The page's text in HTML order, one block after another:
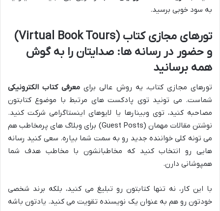
به سود خوبی برسید.
تورهای مجازی کتاب (Virtual Book Tours)
و حضور در رسانه ها: صدایتان را به گوش
همه برسانید
تورهای مجازی کتاب، یه روش عالی برای معرفی کتاب الکترونیکی
شماست. می تونید توی پادکست های مرتبط با موضوع کتابتون
مصاحبه کنید، توی وبینارها یا لایوهای اینستاگرامی شرکت کنید.
نوشتن مقالات مهمان (Guest Posts) برای وبلاگ های پرمخاطب هم
می تونه کلی خواننده جدید رو به سمت شما بیاره. سعی کنید رسانه
هایی رو انتخاب کنید که مخاطبانشون با مخاطب هدف شما
همپوشانی دارن.
با این کار، نه تنها کتابتون رو تبلیغ می کنید، بلکه برند شخصی
خودتون رو هم به عنوان یک نویسنده تقویت می کنید. یادتون باشه